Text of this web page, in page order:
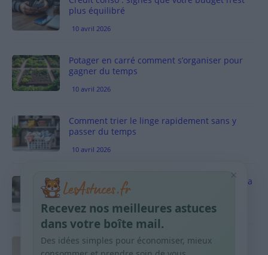
plus équilibré
10 avril 2026
Potager en carré comment s’organiser pour
gagner du temps
10 avril 2026
Comment trier le linge rapidement sans y
passer du temps
10 avril 2026
Vinaigre blanc et four est-ce efficace contre la
graisse
10 avril 2026
Taches pigmentaires : routine simple +
habitudes qui aident
×
Recevez nos meilleures astuces
dans votre boîte mail.
Des idées simples pour économiser, mieux